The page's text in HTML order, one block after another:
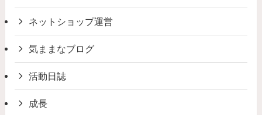
ネットショップ運営
気ままなブログ
活動日誌
成長